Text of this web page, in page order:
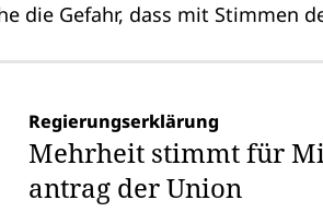
die Gefahr, dass mit Stimmen
Regierungserklärung
Mehrheit stimmt für
antrag der Union